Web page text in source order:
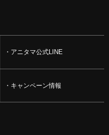
アニタマ公式LINE
キャンペーン情報